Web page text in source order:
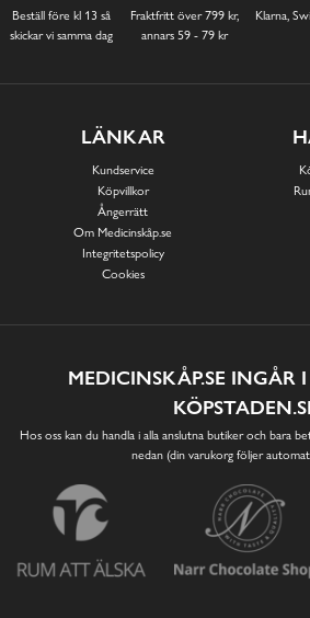
Beställ före kl 13 så
skickar vi samma dag
Fraktfritt över 799 kr,
annars 59 - 79 kr
Klarna,
LÄNKAR
Kundservice
Köpvillkor
Ångerrätt
Om Medicinskåp.se
Integritetspolicy
Cookies
MEDICINSKÅP.SE INGÅR
Hos oss kan du handla i alla anslutna butiker och bara
nedan (din varukorg följer